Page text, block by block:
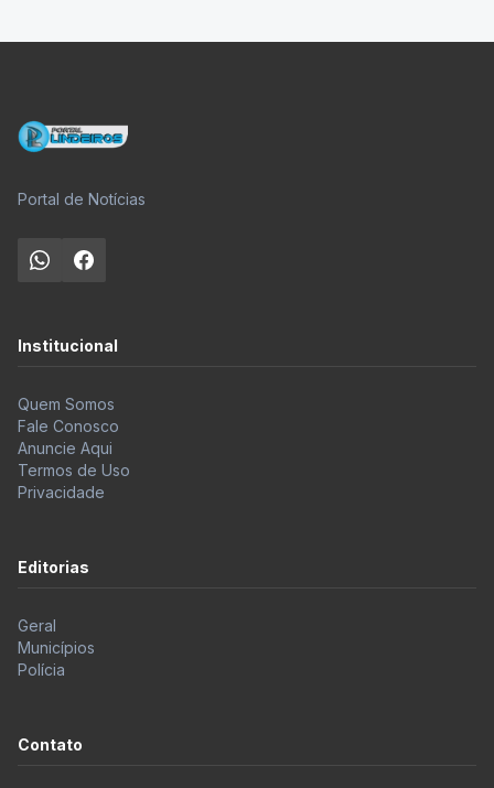
Portal de Notícias
Institucional
Quem Somos
Fale Conosco
Anuncie Aqui
Termos de Uso
Privacidade
Editorias
Geral
Municípios
Polícia
Contato